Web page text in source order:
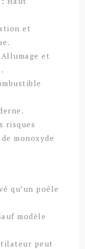
et
Allumage et
risques
monoxyde
qu’un poêle
modèle
peut